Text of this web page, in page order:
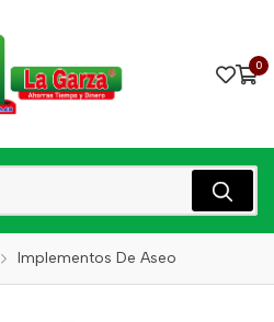
0
Implementos De Aseo